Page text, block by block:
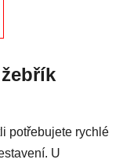
potřebujete rychlé
U